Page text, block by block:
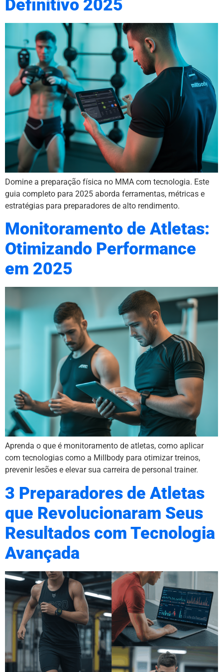
Definitivo 2025
Domine a preparação física no MMA com tecnologia. Este
guia completo para 2025 aborda ferramentas, métricas e
estratégias para preparadores de alto rendimento.
Monitoramento de Atletas:
Otimizando Performance
em 2025
Aprenda o que é monitoramento de atletas, como aplicar
com tecnologias como a Millbody para otimizar treinos,
prevenir lesões e elevar sua carreira de personal trainer.
3 Preparadores de Atletas
que Revolucionaram Seus
Resultados com Tecnologia
Avançada